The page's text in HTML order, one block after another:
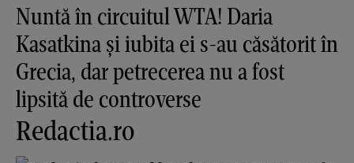
Nuntă în circuitul WTA! Daria
Kasatkina și iubita ei s-au căsătorit în
Grecia, dar petrecerea nu a fost
lipsită de controverse
Redactia.ro